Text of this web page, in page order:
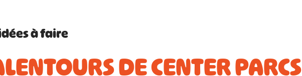
à faire
DE CENTER PARCS